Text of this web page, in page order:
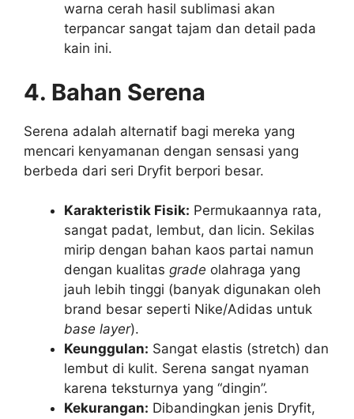
warna cerah hasil sublimasi akan
terpancar sangat tajam dan detail pada
kain ini.
4. Bahan Serena
Serena adalah alternatif bagi mereka yang
mencari kenyamanan dengan sensasi yang
berbeda dari seri Dryfit berpori besar.
Karakteristik Fisik: Permukaannya rata,
sangat padat, lembut, dan licin. Sekilas
mirip dengan bahan kaos partai namun
dengan kualitas grade olahraga yang
jauh lebih tinggi (banyak digunakan oleh
brand besar seperti Nike/Adidas untuk
base layer).
Keunggulan: Sangat elastis (stretch) dan
lembut di kulit. Serena sangat nyaman
karena teksturnya yang “dingin”.
Kekurangan: Dibandingkan jenis Dryfit,